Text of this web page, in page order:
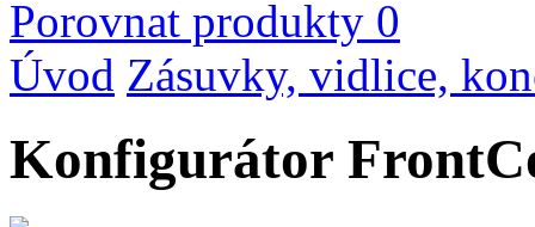
Porovnat produkty 0
Úvod Zásuvky, vidlice,
Konfigurátor